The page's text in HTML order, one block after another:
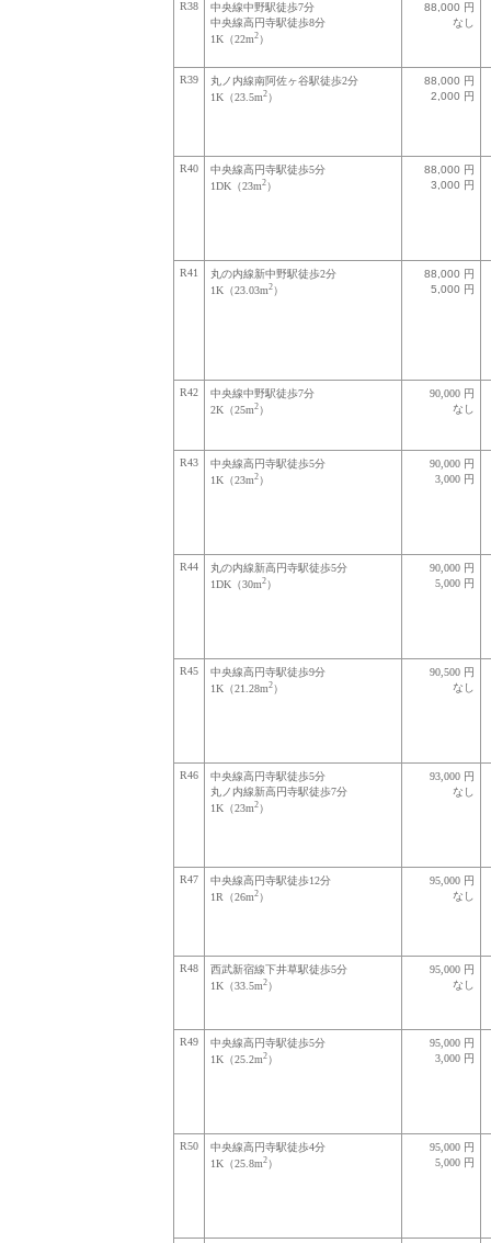
R38
中央線中野駅徒歩7分
中央線高円寺駅徒歩8分
1K（22m2）
88,000 円
なし
R39
丸ノ内線南阿佐ヶ谷駅徒歩2分
1K（23.5m2）
88,000 円
2,000 円
R40
中央線高円寺駅徒歩5分
1DK（23m2）
88,000 円
3,000 円
R41
丸の内線新中野駅徒歩2分
1K（23.03m2）
88,000 円
5,000 円
R42
中央線中野駅徒歩7分
2K（25m2）
90,000 円
なし
R43
中央線高円寺駅徒歩5分
1K（23m2）
90,000 円
3,000 円
R44
丸の内線新高円寺駅徒歩5分
1DK（30m2）
90,000 円
5,000 円
R45
中央線高円寺駅徒歩9分
1K（21.28m2）
90,500 円
なし
R46
中央線高円寺駅徒歩5分
丸ノ内線新高円寺駅徒歩7分
1K（23m2）
93,000 円
なし
R47
中央線高円寺駅徒歩12分
1R（26m2）
95,000 円
なし
R48
西武新宿線下井草駅徒歩5分
1K（33.5m2）
95,000 円
なし
R49
中央線高円寺駅徒歩5分
1K（25.2m2）
95,000 円
3,000 円
R50
中央線高円寺駅徒歩4分
1K（25.8m2）
95,000 円
5,000 円